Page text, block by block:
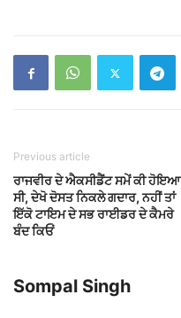
Previous article
ਰਾਜਵੀਰ ਦੇ ਐਕਸੀਡੈਂਟ ਸਮੇਂ ਕੀ ਹੋਇਆ
ਸੀ, ਦੇਖੋ ਦੋਸਤ ਨਿਕਲੇ ਗਦਾਰ, ਨਹੀਂ ਤਾਂ
ਇੱਕੋ ਟਾਇਮ ਦੇ ਸਭ ਰਾਈਡਰ ਦੇ ਕੈਮਰੇ
ਬੰਦ ਕਿਓਂ
Sompal Singh